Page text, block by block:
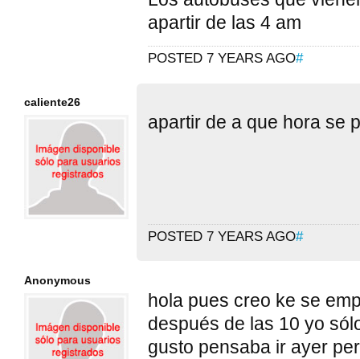
apartir de las 4 am
POSTED 7 YEARS AGO#
caliente26
apartir de a que hora se
POSTED 7 YEARS AGO#
Anonymous
hola pues creo ke se
después de las 10 yo
gusto pensaba ir ayer